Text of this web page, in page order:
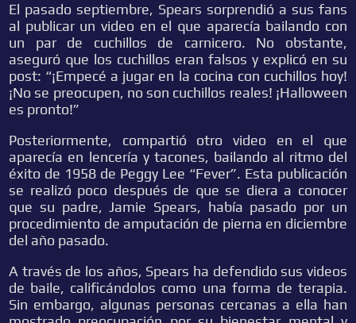
El pasado septiembre, Spears sorprendió a sus fans
al publicar un video en el que aparecía bailando con
un par de cuchillos de carnicero. No obstante,
aseguró que los cuchillos eran falsos y explicó en su
post: “¡Empecé a jugar en la cocina con cuchillos hoy!
¡No se preocupen, no son cuchillos reales! ¡Halloween
es pronto!”
Posteriormente, compartió otro video en el que
aparecía en lencería y tacones, bailando al ritmo del
éxito de 1958 de Peggy Lee “Fever”. Esta publicación
se realizó poco después de que se diera a conocer
que su padre, Jamie Spears, había pasado por un
procedimiento de amputación de pierna en diciembre
del año pasado.
A través de los años, Spears ha defendido sus videos
de baile, calificándolos como una forma de terapia.
Sin embargo, algunas personas cercanas a ella han